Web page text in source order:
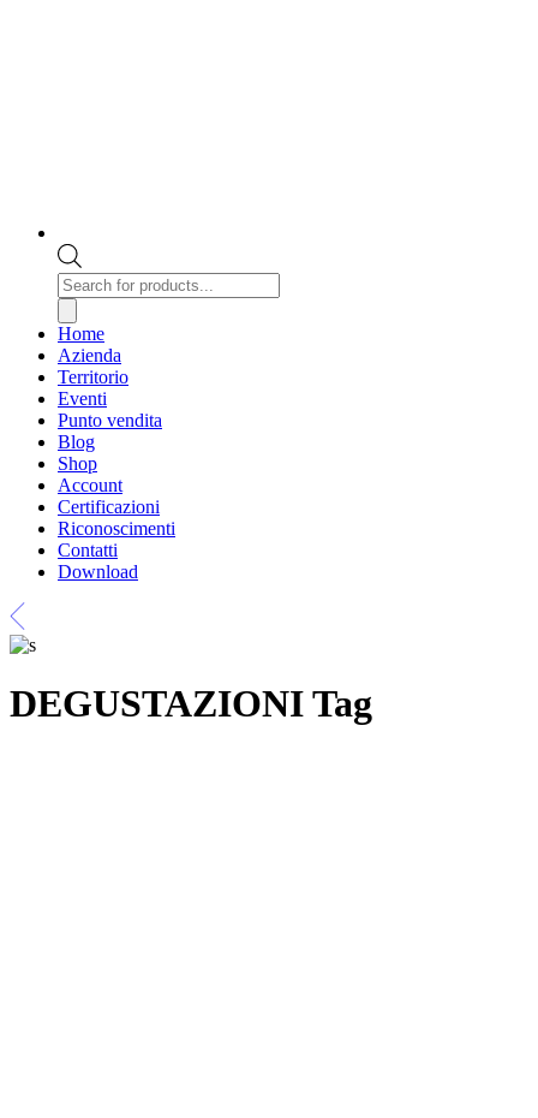
Products
search
Home
Azienda
Territorio
Eventi
Punto vendita
Blog
Shop
Account
Certificazioni
Riconoscimenti
Contatti
Download
DEGUSTAZIONI Tag